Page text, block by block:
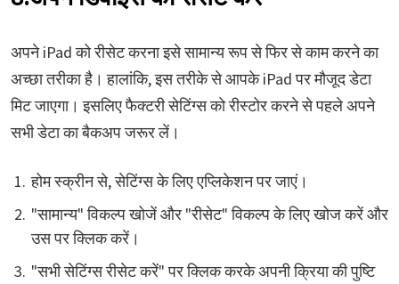
अपने iPad को रीसेट करना इसे सामान्य रूप से फिर से काम करने का
अच्छा तरीका है। हालांकि, इस तरीके से आपके iPad पर मौजूद डेटा
मिट जाएगा। इसलिए फैक्टरी सेटिंग्स को रीस्टोर करने से पहले अपने
सभी डेटा का बैकअप जरूर लें।
होम स्क्रीन से, सेटिंग्स के लिए एप्लिकेशन पर जाएं।
"सामान्य" विकल्प खोजें और "रीसेट" विकल्प के लिए खोज करें और
उस पर क्लिक करें।
"सभी सेटिंग्स रीसेट करें" पर क्लिक करके अपनी क्रिया की पुष्टि